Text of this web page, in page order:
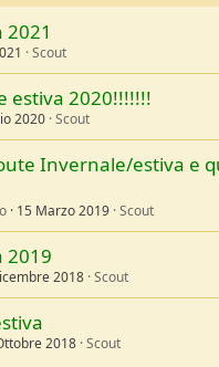
2021
Scout
estiva 2020!!!!!!!
2020 Scout
Invernale/estiva e
15 Marzo 2019 Scout
2019
2018 Scout
2018 Scout